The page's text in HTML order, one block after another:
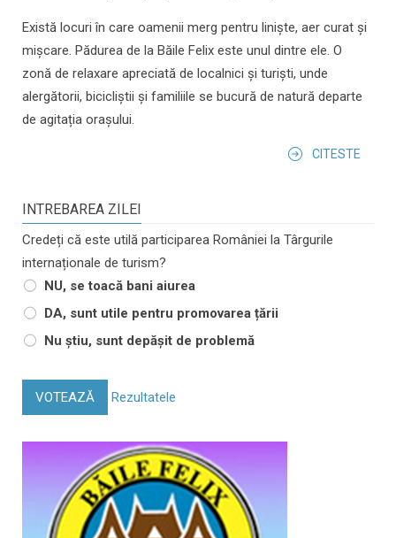
Există locuri în care oamenii merg pentru liniște, aer curat și
mișcare. Pădurea de la Băile Felix este unul dintre ele. O
zonă de relaxare apreciată de localnici și turiști, unde
alergătorii, bicicliștii și familiile se bucură de natură departe
de agitația orașului.
CITESTE
INTREBAREA ZILEI
Credeți că este utilă participarea României la Târgurile
internaționale de turism?
NU, se toacă bani aiurea
DA, sunt utile pentru promovarea țării
Nu știu, sunt depășit de problemă
VOTEAZĂ Rezultatele